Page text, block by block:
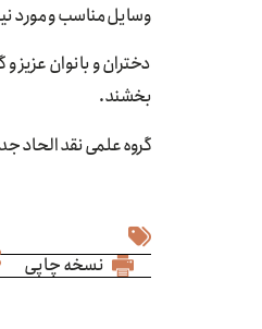
وسایل مناسب و مورد
دختران و بانوان عزیز
بخشند.
گروه علمی نقد الحاد
نسخه چاپی